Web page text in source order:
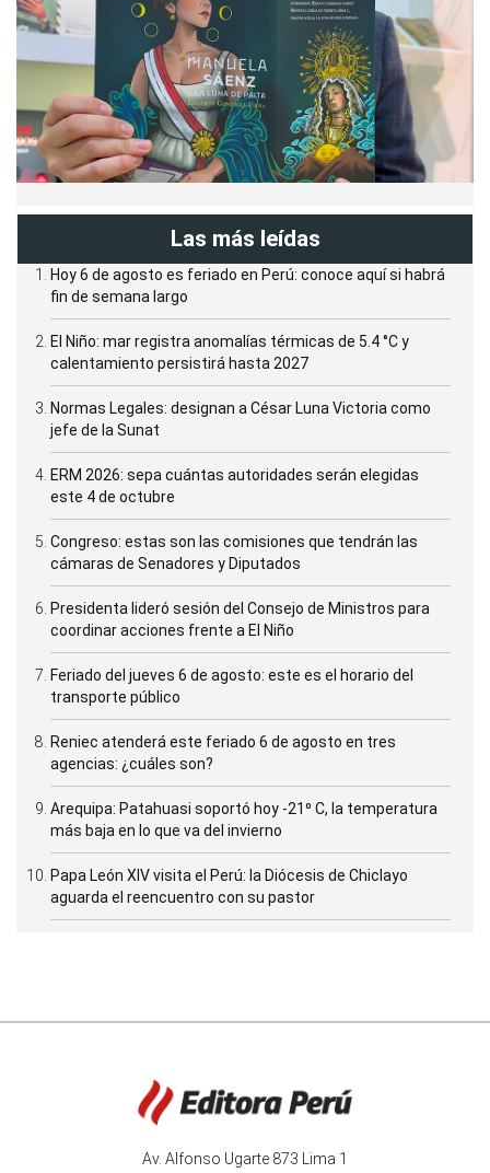
Las más leídas
Hoy 6 de agosto es feriado en Perú: conoce aquí si habrá
fin de semana largo
El Niño: mar registra anomalías térmicas de 5.4 °C y
calentamiento persistirá hasta 2027
Normas Legales: designan a César Luna Victoria como
jefe de la Sunat
ERM 2026: sepa cuántas autoridades serán elegidas
este 4 de octubre
Congreso: estas son las comisiones que tendrán las
cámaras de Senadores y Diputados
Presidenta lideró sesión del Consejo de Ministros para
coordinar acciones frente a El Niño
Feriado del jueves 6 de agosto: este es el horario del
transporte público
Reniec atenderá este feriado 6 de agosto en tres
agencias: ¿cuáles son?
Arequipa: Patahuasi soportó hoy -21⁰ C, la temperatura
más baja en lo que va del invierno
Papa León XIV visita el Perú: la Diócesis de Chiclayo
aguarda el reencuentro con su pastor
Av. Alfonso Ugarte 873 Lima 1